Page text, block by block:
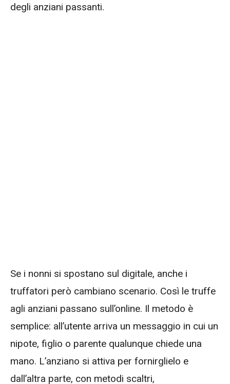
degli anziani passanti.
Se i nonni si spostano sul digitale, anche i
truffatori però cambiano scenario. Così le truffe
agli anziani passano sull’online. Il metodo è
semplice: all’utente arriva un messaggio in cui un
nipote, figlio o parente qualunque chiede una
mano. L’anziano si attiva per fornirglielo e
dall’altra parte, con metodi scaltri,